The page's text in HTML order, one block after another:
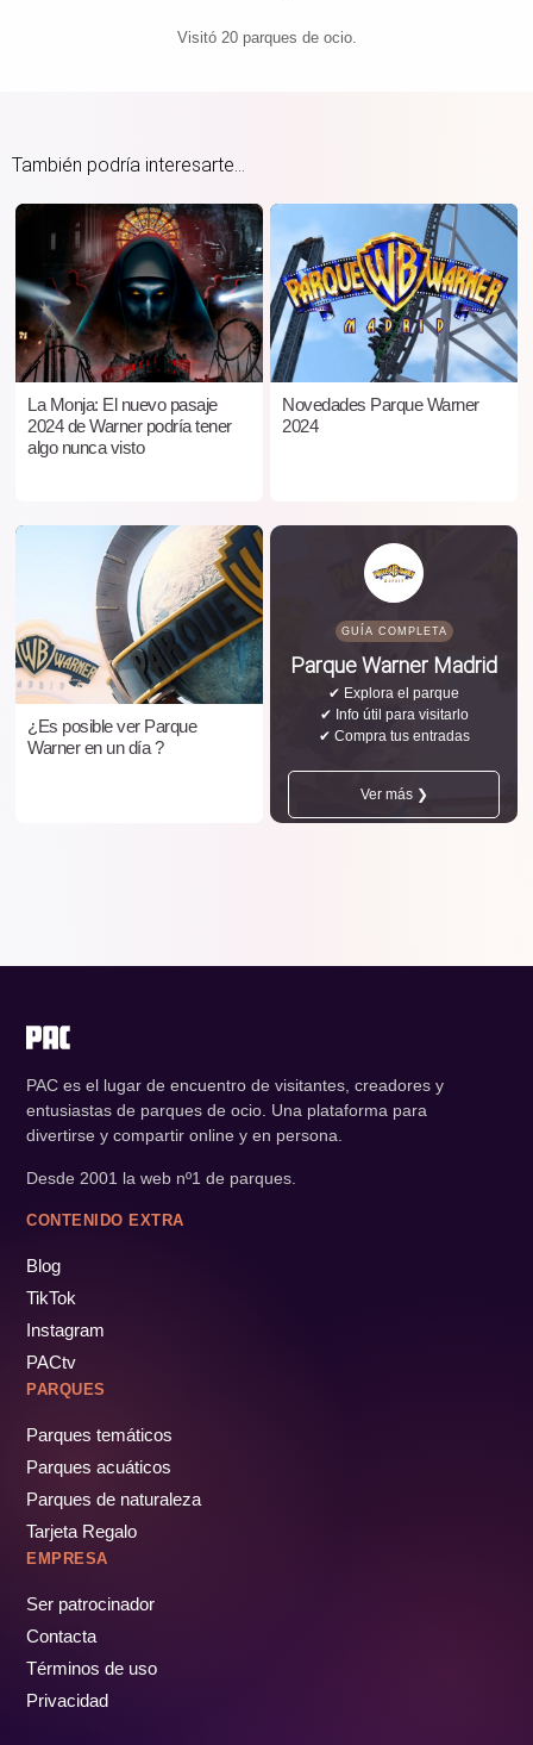
Visitó 20 parques de ocio.
También podría interesarte...
La Monja: El nuevo pasaje
2024 de Warner podría tener
algo nunca visto
Novedades Parque Warner
2024
¿Es posible ver Parque
Warner en un día ?
GUÍA COMPLETA
Parque Warner Madrid
✔ Explora el parque
✔ Info útil para visitarlo
✔ Compra tus entradas
Ver más ❯
PAC es el lugar de encuentro de visitantes, creadores y
entusiastas de parques de ocio. Una plataforma para
divertirse y compartir online y en persona.
Desde 2001 la web nº1 de parques.
CONTENIDO EXTRA
Blog
TikTok
Instagram
PACtv
PARQUES
Parques temáticos
Parques acuáticos
Parques de naturaleza
Tarjeta Regalo
EMPRESA
Ser patrocinador
Contacta
Términos de uso
Privacidad